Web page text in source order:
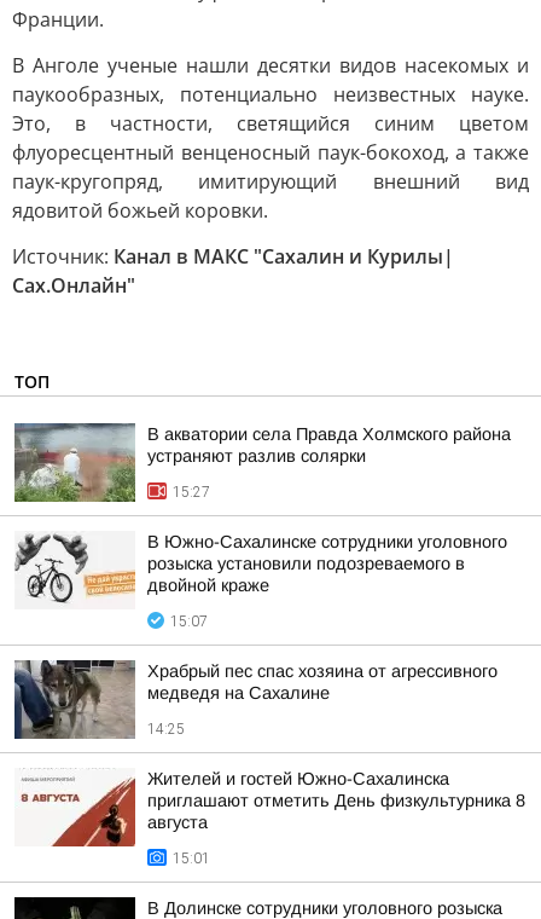
Франции.
В Анголе ученые нашли десятки видов насекомых и
паукообразных, потенциально неизвестных науке.
Это, в частности, светящийся синим цветом
флуоресцентный венценосный паук-бокоход, а также
паук-кругопряд, имитирующий внешний вид
ядовитой божьей коровки.
Источник: Канал в МАКС "Сахалин и Курилы|
Сах.Онлайн"
ТОП
В акватории села Правда Холмского района
устраняют разлив солярки
15:27
В Южно-Сахалинске сотрудники уголовного
розыска установили подозреваемого в
двойной краже
15:07
Храбрый пес спас хозяина от агрессивного
медведя на Сахалине
14:25
Жителей и гостей Южно-Сахалинска
приглашают отметить День физкультурника 8
августа
15:01
В Долинске сотрудники уголовного розыска